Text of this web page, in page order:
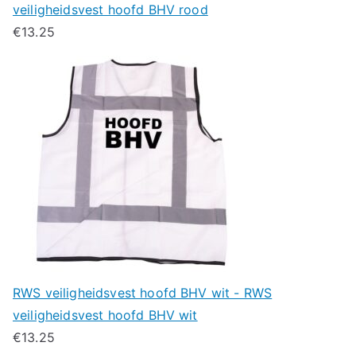
veiligheidsvest hoofd BHV rood
€13.25
RWS veiligheidsvest hoofd BHV wit - RWS
veiligheidsvest hoofd BHV wit
€13.25